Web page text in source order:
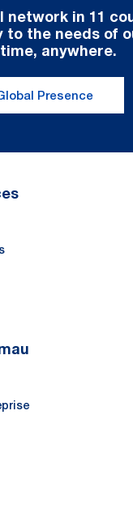
network in 11
to the needs of
anywhere.
Presence